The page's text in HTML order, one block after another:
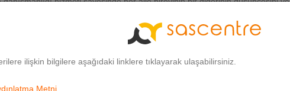
olan ilişki sistemi ele alınır.
çalışabilir; fakat başlıca çalıştığı alanlar; iletişşimsizlikten dolayı
yaşadığı zorluklar karşısında nasıl davranacağınızı
ilişkin bilgilere aşağıdaki linklere tıklayarak ulaşabilirsiniz.
Metni